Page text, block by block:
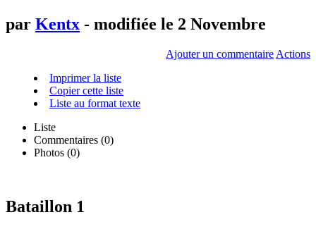
par Kentx - modifiée le 2 Novembre
Ajouter un commentaire Actions
Imprimer la liste
Copier cette liste
Liste au format texte
Liste
Commentaires (0)
Photos (0)
Bataillon 1